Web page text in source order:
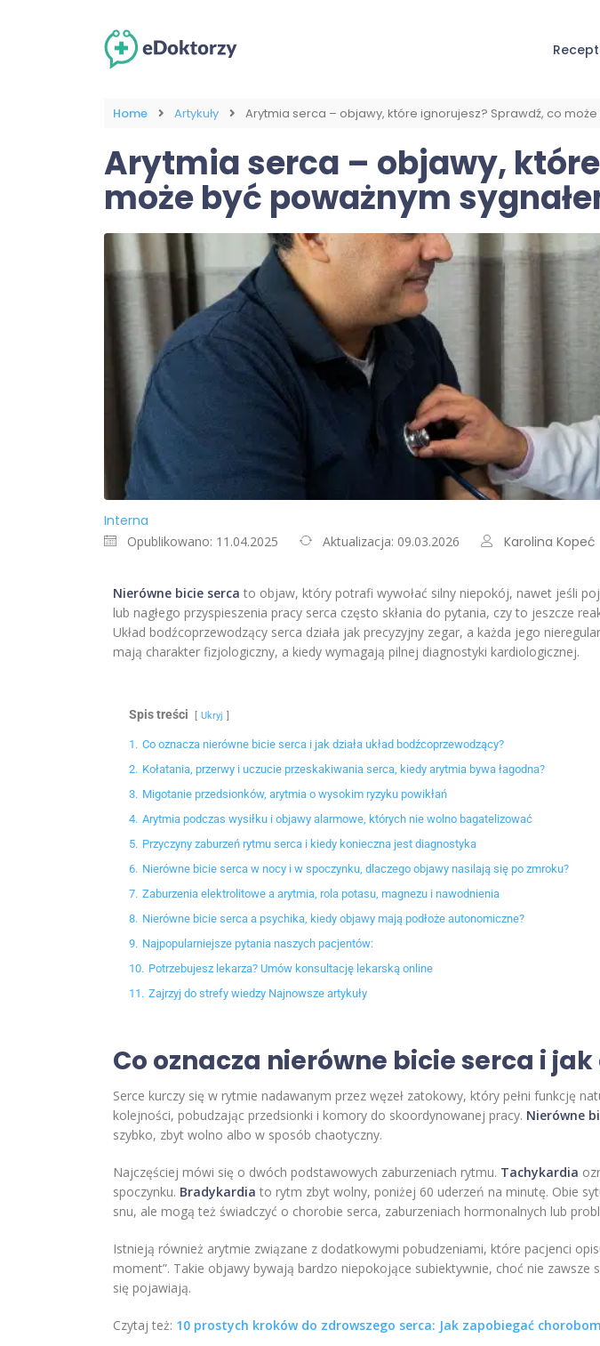
Home Artykuły Arytmia serca – objawy, które ignorujesz? Sprawdź, co
Arytmia serca – objawy,
może być poważnym
Interna
Opublikowano: 11.04.2025 Aktualizacja: 09.03.2026 Karolina Kopeć
Nierówne bicie serca to objaw, który potrafi wywołać silny niepokój, nawet jeśli
lub nagłego przyspieszenia pracy serca często skłania do pytania, czy to jeszcze
Układ bodźcoprzewodzący serca działa jak precyzyjny zegar, a każda jego
mają charakter fizjologiczny, a kiedy wymagają pilnej diagnostyki kardiologicznej.
Spis treści Ukryj
1. Co oznacza nierówne bicie serca i jak działa układ bodźcoprzewodzący?
2. Kołatania, przerwy i uczucie przeskakiwania serca, kiedy arytmia bywa łagodna?
3. Migotanie przedsionków, arytmia o wysokim ryzyku powikłań
4. Arytmia podczas wysiłku i objawy alarmowe, których nie wolno bagatelizować
5. Przyczyny zaburzeń rytmu serca i kiedy konieczna jest diagnostyka
6. Nierówne bicie serca w nocy i w spoczynku, dlaczego objawy nasilają się po zmroku?
7. Zaburzenia elektrolitowe a arytmia, rola potasu, magnezu i nawodnienia
8. Nierówne bicie serca a psychika, kiedy objawy mają podłoże autonomiczne?
9. Najpopularniejsze pytania naszych pacjentów:
10. Potrzebujesz lekarza? Umów konsultację lekarską online
11. Zajrzyj do strefy wiedzy Najnowsze artykuły
Co oznacza nierówne bicie serca i
Serce kurczy się w rytmie nadawanym przez węzeł zatokowy, który pełni funkcję
kolejności, pobudzając przedsionki i komory do skoordynowanej pracy. Nierówne
szybko, zbyt wolno albo w sposób chaotyczny.
Najczęściej mówi się o dwóch podstawowych zaburzeniach rytmu. Tachykardia
spoczynku. Bradykardia to rytm zbyt wolny, poniżej 60 uderzeń na minutę. Obie
snu, ale mogą też świadczyć o chorobie serca, zaburzeniach hormonalnych lub
Istnieją również arytmie związane z dodatkowymi pobudzeniami, które pacjenci
moment”. Takie objawy bywają bardzo niepokojące subiektywnie, choć nie
się pojawiają.
Czytaj też: 10 prostych kroków do zdrowszego serca: Jak zapobiegać